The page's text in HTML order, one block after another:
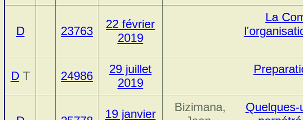
D 23763
22 février
2019
La
DT 24986
29 juillet
2019
19 janvier
Bizimana,